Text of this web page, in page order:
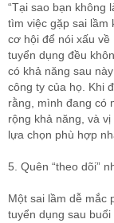
“Tại sao bạn không
tìm việc gặp sai lầm
cơ hội để nói xấu về
tuyển dụng đều
có khả năng sau
công ty của họ. Khi
rằng, mình đang có
rộng khả năng, và
lựa chọn phù hợp
5. Quên “theo dõi”
Một sai lầm dễ mắc
tuyển dụng sau